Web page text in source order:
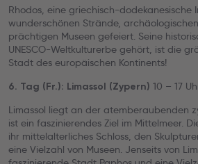
Rhodos, eine griechisch-dodekanesische
wunderschönen Strände,
prächtigen Museen gefeiert. Seine
UNESCO-Weltkulturerbe gehört, ist die
Stadt des europäischen Kontinents!
6. Tag (Fr.): Limassol (Zypern) 10 – 17
Limassol liegt an der atemberaubenden
ist ein faszinierendes Ziel im Mittelmeer.
ihr mittelalterliches Schloss, den
eine Vielzahl von Museen. Jenseits von